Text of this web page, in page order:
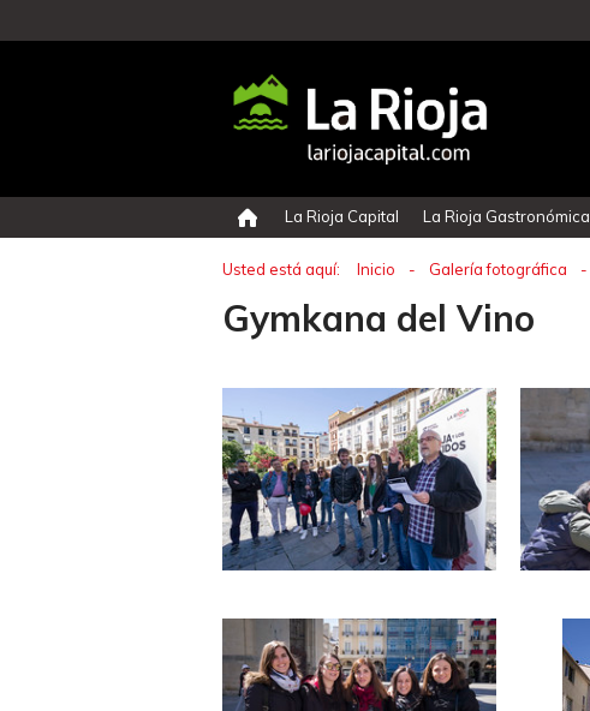
La Rioja Capital La Rioja Gastronómica
Usted está aquí: Inicio - Galería fotográfica -
Gymkana del Vino